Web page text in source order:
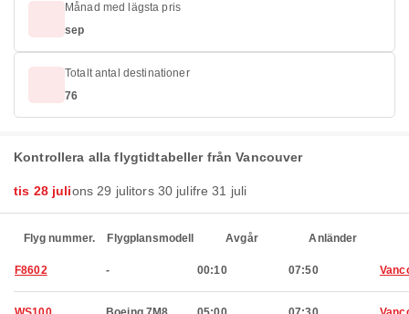
Månad med lägsta pris
sep
Totalt antal destinationer
76
Kontrollera alla flygtidtabeller från Vancouver
tis 28 julions 29 julitors 30 julifre 31 juli
Flyg nummer. Flygplansmodell Avgår Anländer
F8602 - 00:10 07:50